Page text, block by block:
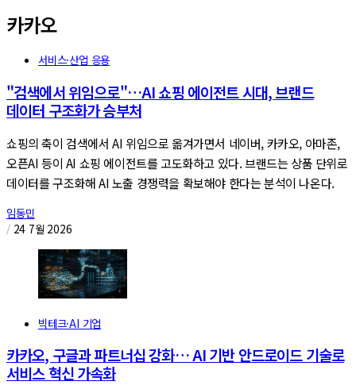
카카오
서비스·산업 응용
"검색에서 위임으로"…AI 쇼핑 에이전트 시대, 브랜드
데이터 구조화가 승부처
쇼핑의 축이 검색에서 AI 위임으로 옮겨가면서 네이버, 카카오, 아마존,
오픈AI 등이 AI 쇼핑 에이전트를 고도화하고 있다. 브랜드는 상품 단위로
데이터를 구조화해 AI 노출 경쟁력을 확보해야 한다는 분석이 나온다.
임동민
/ 24 7월 2026
빅테크·AI 기업
카카오, 구글과 파트너십 강화… AI 기반 안드로이드 기술로
서비스 혁신 가속화